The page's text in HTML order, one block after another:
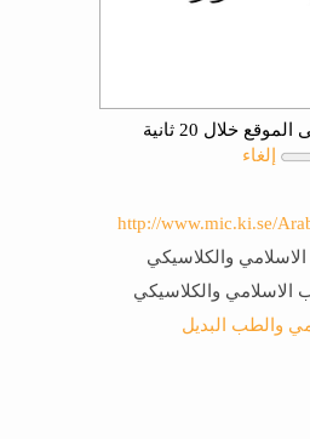
خلال 20 ثانية
إلغاء
http://www.mic.ki.se/
والكلاسيكي
الاسلامي والكلاسيكي
والطب البديل